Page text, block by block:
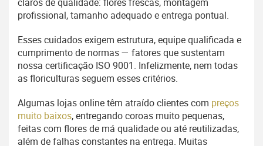
profissional, tamanho adequado e entrega pontual.
Esses cuidados exigem estrutura, equipe qualificada e
cumprimento de normas — fatores que sustentam
nossa certificação ISO 9001. Infelizmente, nem todas
as floriculturas seguem esses critérios.
Algumas lojas online têm atraído clientes com preços
muito baixos, entregando coroas muito pequenas,
feitas com flores de má qualidade ou até reutilizadas,
além de falhas constantes na entrega. Muitas